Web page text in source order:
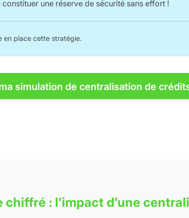
une réserve de sécurité sans effort !
en place cette stratégie.
simulation de centralisation de
chiffré : l’impact d’une